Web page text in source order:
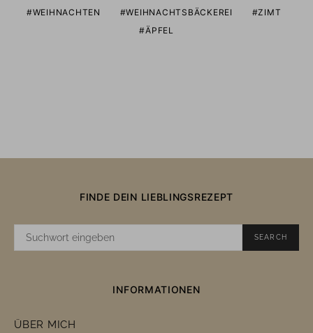
WEIHNACHTEN
WEIHNACHTSBÄCKEREI
ZIMT
ÄPFEL
FINDE DEIN LIEBLINGSREZEPT
SUCHE
SEARCH
INFORMATIONEN
ÜBER MICH